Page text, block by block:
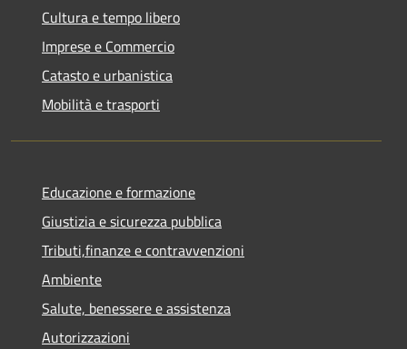
Cultura e tempo libero
Imprese e Commercio
Catasto e urbanistica
Mobilità e trasporti
Educazione e formazione
Giustizia e sicurezza pubblica
Tributi,finanze e contravvenzioni
Ambiente
Salute, benessere e assistenza
Autorizzazioni